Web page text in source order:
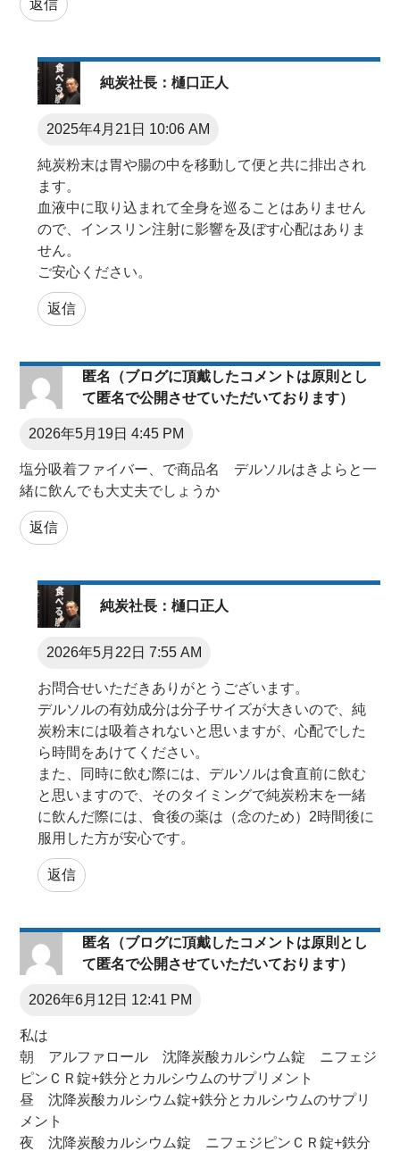
返信
純炭社長：樋口正人
2025年4月21日 10:06 AM
純炭粉末は胃や腸の中を移動して便と共に排出され
ます。
血液中に取り込まれて全身を巡ることはありません
ので、インスリン注射に影響を及ぼす心配はありま
せん。
ご安心ください。
返信
匿名（ブログに頂戴したコメントは原則とし
て匿名で公開させていただいております）
2026年5月19日 4:45 PM
塩分吸着ファイバー、で商品名 デルソルはきよらと一
緒に飲んでも大丈夫でしょうか
返信
純炭社長：樋口正人
2026年5月22日 7:55 AM
お問合せいただきありがとうございます。
デルソルの有効成分は分子サイズが大きいので、純
炭粉末には吸着されないと思いますが、心配でした
ら時間をあけてください。
また、同時に飲む際には、デルソルは食直前に飲む
と思いますので、そのタイミングで純炭粉末を一緒
に飲んだ際には、食後の薬は（念のため）2時間後に
服用した方が安心です。
返信
匿名（ブログに頂戴したコメントは原則とし
て匿名で公開させていただいております）
2026年6月12日 12:41 PM
私は
朝 アルファロール 沈降炭酸カルシウム錠 ニフェジ
ピンＣＲ錠+鉄分とカルシウムのサプリメント
昼 沈降炭酸カルシウム錠+鉄分とカルシウムのサプリ
メント
夜 沈降炭酸カルシウム錠 ニフェジピンＣＲ錠+鉄分